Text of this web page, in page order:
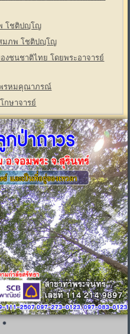
โชติปญฺโญ
สมภพ โชติปญฺโญ
งชนชาติไทย โดยพระอาจารย์
พรหมคุณาภรณ์
กษาจารย์